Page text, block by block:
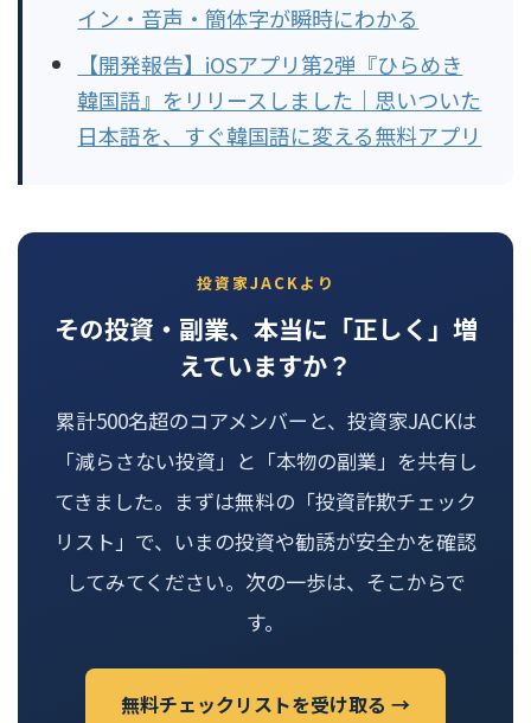
イン・音声・簡体字が瞬時にわかる
【開発報告】iOSアプリ第2弾『ひらめき
韓国語』をリリースしました｜思いついた
日本語を、すぐ韓国語に変える無料アプリ
投資家JACKより
その投資・副業、本当に「正しく」増
えていますか？
累計500名超のコアメンバーと、投資家JACKは
「減らさない投資」と「本物の副業」を共有し
てきました。まずは無料の「投資詐欺チェック
リスト」で、いまの投資や勧誘が安全かを確認
してみてください。次の一歩は、そこからで
す。
無料チェックリストを受け取る →